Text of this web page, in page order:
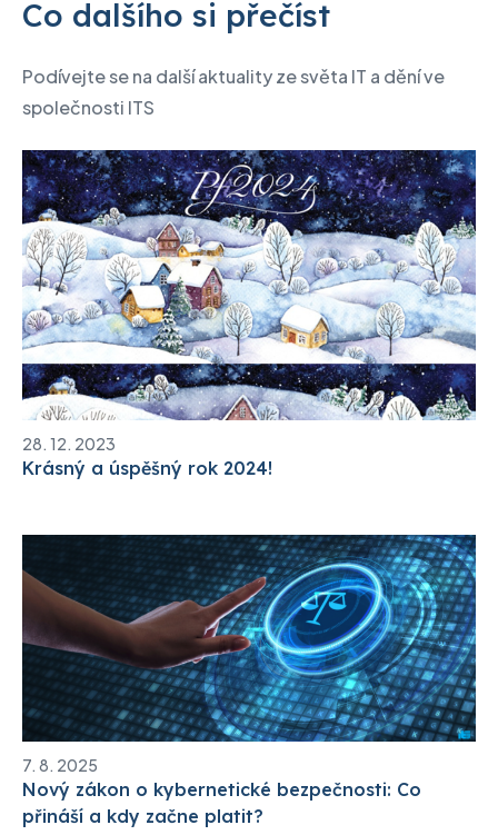
Co dalšího si přečíst
Podívejte se na další aktuality ze světa IT a dění ve
společnosti ITS
28. 12. 2023
Krásný a úspěšný rok 2024!
7. 8. 2025
Nový zákon o kybernetické bezpečnosti: Co
přináší a kdy začne platit?